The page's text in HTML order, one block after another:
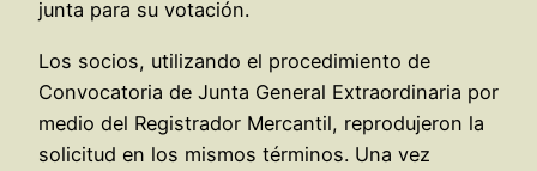
junta para su votación.
Los socios, utilizando el procedimiento de
Convocatoria de Junta General Extraordinaria por
medio del Registrador Mercantil, reprodujeron la
solicitud en los mismos términos. Una vez